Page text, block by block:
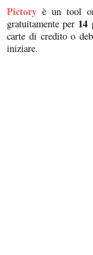
Pictory è un tool
gratuitamente per 14
carte di credito o
iniziare.